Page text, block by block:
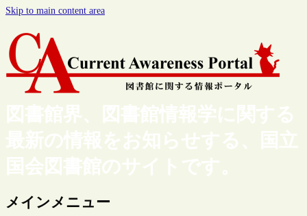
Skip to main content area
図書館界、図書館情報学に関する
最新の情報をお知らせする、国立
国会図書館のサイトです。
メインメニュー